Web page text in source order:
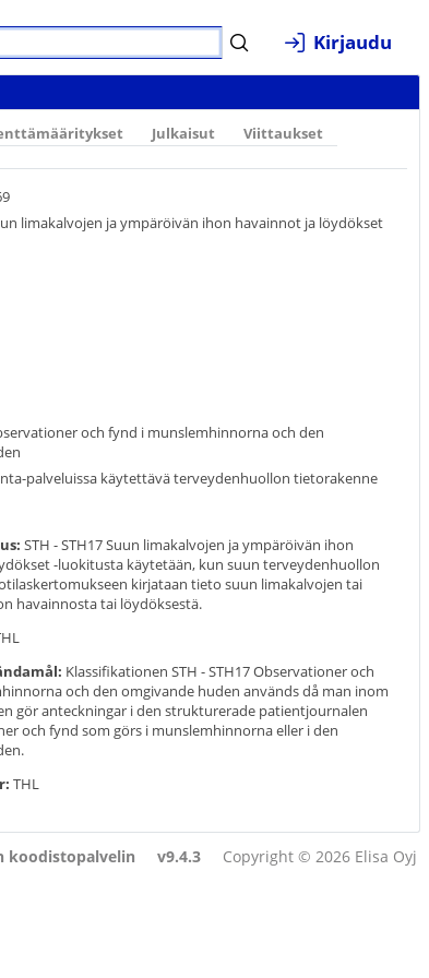
Kirjaudu
Julkaisut
Viittaukset
limakalvojen ja ympäröivän ihon havainnot ja löydökset
och fynd i munslemhinnorna och den
palveluissa käytettävä terveydenhuollon tietorakenne
STH - STH17 Suun limakalvojen ja ympäröivän ihon
-luokitusta käytetään, kun suun terveydenhuollon
kirjataan tieto suun limakalvojen tai
havainnosta tai löydöksestä.
Klassifikationen STH - STH17 Observationer och
och den omgivande huden används då man inom
gör anteckningar i den strukturerade patientjournalen
och fynd som görs i munslemhinnorna eller i den
THL
koodistopalvelin v9.4.3 Copyright © 2026 Elisa Oyj